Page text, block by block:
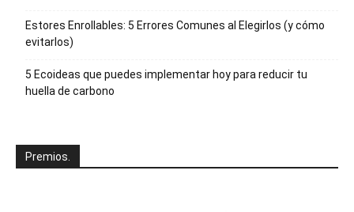
Estores Enrollables: 5 Errores Comunes al Elegirlos (y cómo
evitarlos)
5 Ecoideas que puedes implementar hoy para reducir tu
huella de carbono
Premios.